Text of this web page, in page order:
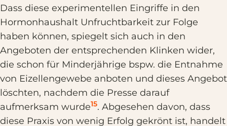
Dass diese experimentellen Eingriffe in den
Hormonhaushalt Unfruchtbarkeit zur Folge
haben können, spiegelt sich auch in den
Angeboten der entsprechenden Klinken wider,
die schon für Minderjährige bspw. die Entnahme
von Eizellengewebe anboten und dieses Angebot
löschten, nachdem die Presse darauf
aufmerksam wurde15. Abgesehen davon, dass
diese Praxis von wenig Erfolg gekrönt ist, handelt